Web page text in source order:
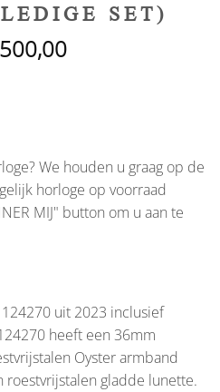
SET)
We houden u graag op de
horloge op voorraad
MIJ" button om u aan te
uit 2023 inclusief
heeft een 36mm
Oyster armband
roestvrijstalen gladde lunette.